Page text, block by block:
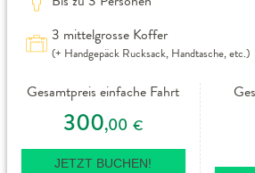
3 mittelgrosse Koffer
(+ Handgepäck Rucksack, Handtasche, etc.)
Gesamtpreis einfache Fahrt
300,00 €
JETZT BUCHEN!